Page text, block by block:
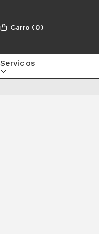
Carro (0)
Servicios